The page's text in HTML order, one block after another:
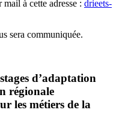
à cette adresse : drieets-
sera communiquée.
d’adaptation
régionale
les métiers de la